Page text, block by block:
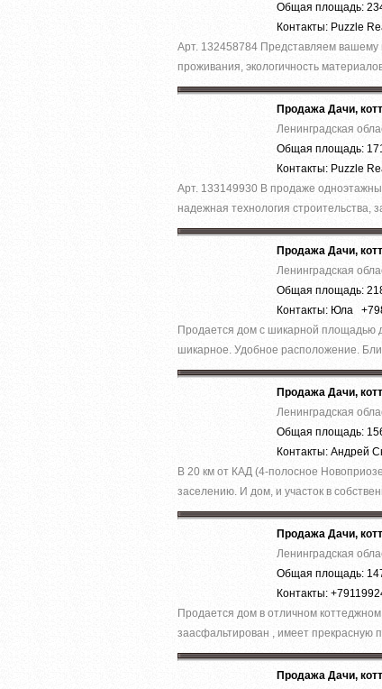
Общая площадь:
Контакты: Puzzle
Арт. 132458784 Представляем вашему
проживания, экологичность
Продажа Дачи,
Ленинградская
Общая площадь:
Контакты: Puzzle
Арт. 133149930 В продаже
надежная технология строительства,
Продажа Дачи,
Ленинградская
Общая площадь:
Контакты: Юла
Продается дом с шикарной площадью
шикарное. Удобное расположение.
Продажа Дачи,
Ленинградская
Общая площадь:
Контакты: Андрей
В 20 км от КАД (4-полосное
заселению. И дом, и участок в
Продажа Дачи,
Ленинградская
Общая площадь:
Контакты:
Продается дом в отличном
заасфальтирован , имеет прекрасную
Продажа Дачи,